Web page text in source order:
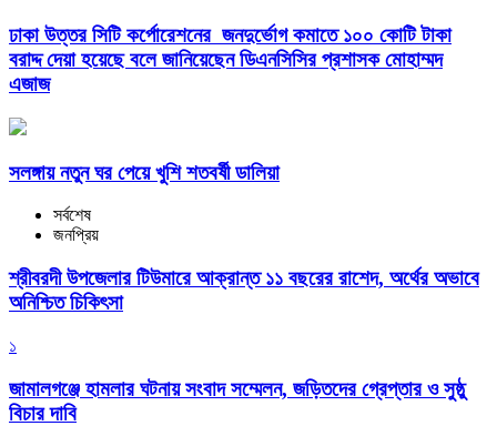
ঢাকা উত্তর সিটি কর্পোরেশনের জনদুর্ভোগ কমাতে ১০০ কোটি টাকা
বরাদ্দ দেয়া হয়েছে বলে জানিয়েছেন ডিএনসিসির প্রশাসক মোহাম্মদ
এজাজ
সলঙ্গায় নতুন ঘর পেয়ে খুশি শতবর্ষী ডালিয়া
সর্বশেষ
জনপ্রিয়
শ্রীবরদী উপজেলার টিউমারে আক্রান্ত ১১ বছরের রাশেদ, অর্থের অভাবে
অনিশ্চিত চিকিৎসা
১
জামালগঞ্জে হামলার ঘটনায় সংবাদ সম্মেলন, জড়িতদের গ্রেপ্তার ও সুষ্ঠু
বিচার দাবি